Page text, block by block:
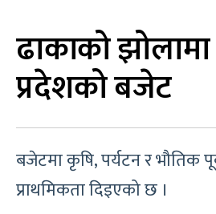
ढाकाको
प्रदेशको बजेट
बजेटमा कृषि, पर्यटन र भौतिक
प्राथमिकता दिइएको छ ।